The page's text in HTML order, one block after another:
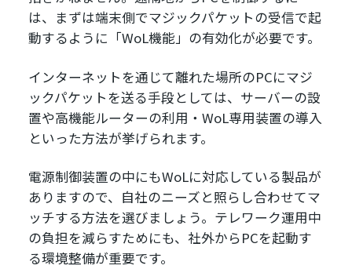
は、まずは端末側でマジックパケットの受信で起
動するように「WoL機能」の有効化が必要です。
インターネットを通じて離れた場所のPCにマジ
ックパケットを送る手段としては、サーバーの設
置や高機能ルーターの利用・WoL専用装置の導入
といった方法が挙げられます。
電源制御装置の中にもWoLに対応している製品が
ありますので、自社のニーズと照らし合わせてマ
ッチする方法を選びましょう。テレワーク運用中
の負担を減らすためにも、社外からPCを起動す
る環境整備が重要です。